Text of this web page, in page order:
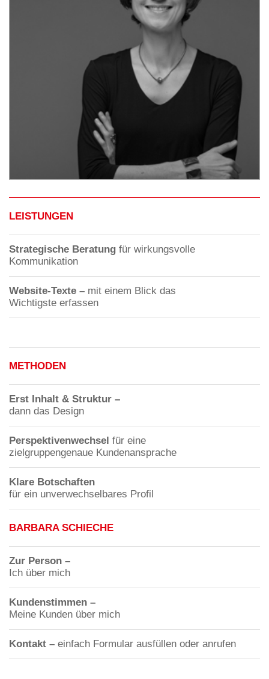
LEISTUNGEN
Strategische Beratung für wirkungsvolle
Kommunikation
Website-Texte – mit einem Blick das
Wichtigste erfassen
METHODEN
Erst Inhalt & Struktur –
dann das Design
Perspektivenwechsel für eine
zielgruppengenaue Kundenansprache
Klare Botschaften
für ein unverwechselbares Profil
BARBARA SCHIECHE
Zur Person –
Ich über mich
Kundenstimmen –
Meine Kunden über mich
Kontakt – einfach Formular ausfüllen oder anrufen